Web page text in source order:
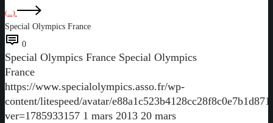
(...)
Special Olympics France
0
Special Olympics France Special Olympics
France
https://www.specialolympics.asso.fr/wp-
content/litespeed/avatar/
ver=1785933157 1 mars 2013 20 mars